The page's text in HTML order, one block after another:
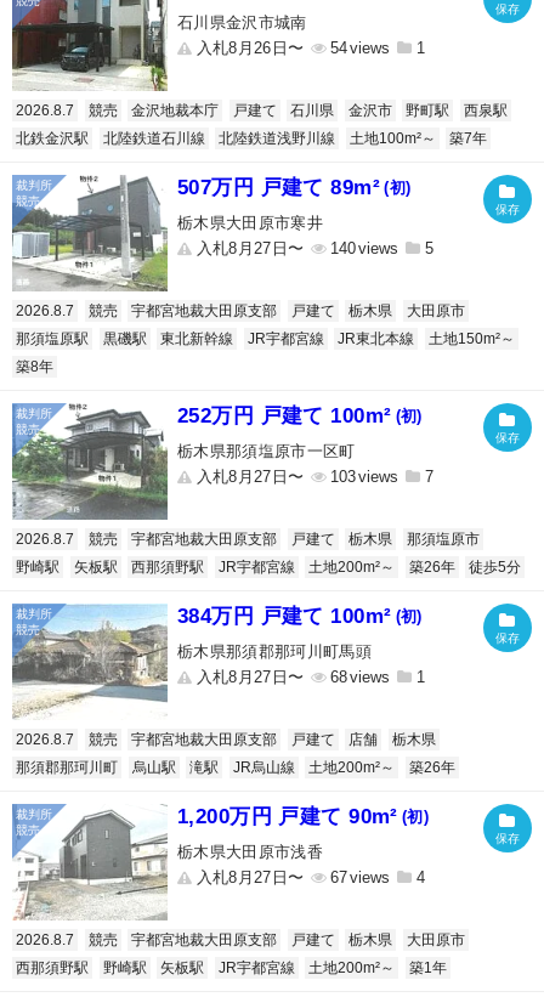
石川県金沢市城南
入札8月26日〜
54 1
2026.8.7 競売 金沢地裁本庁 戸建て 石川県 金沢市 野町駅
西泉駅
北鉄金沢駅
北陸鉄道石川線 北陸鉄道浅野川線 土地100m²～ 築7年
507万円 戸建て 89m² (初)
栃木県大田原市寒井
入札8月27日〜
140 5
2026.8.7 競売 宇都宮地裁大田原支部 戸建て 栃木県
大田原市
那須塩原駅
黒磯駅 東北新幹線 JR宇都宮線 JR東北本線
土地150m²～
築8年
252万円 戸建て 100m² (初)
栃木県那須塩原市一区町
入札8月27日〜
103 7
2026.8.7 競売 宇都宮地裁大田原支部 戸建て 栃木県
那須塩原市
野崎駅
矢板駅 西那須野駅 JR宇都宮線 土地200m²～ 築26年 徒歩5分
384万円 戸建て 100m² (初)
栃木県那須郡那珂川町馬頭
入札8月27日〜
68 1
2026.8.7 競売 宇都宮地裁大田原支部 戸建て 店舗
栃木県
那須郡那珂川町
烏山駅 滝駅 JR烏山線 土地200m²～ 築26年
1,200万円 戸建て 90m² (初)
栃木県大田原市浅香
入札8月27日〜
67 4
2026.8.7 競売 宇都宮地裁大田原支部 戸建て 栃木県
大田原市
西那須野駅
野崎駅 矢板駅 JR宇都宮線 土地200m²～ 築1年